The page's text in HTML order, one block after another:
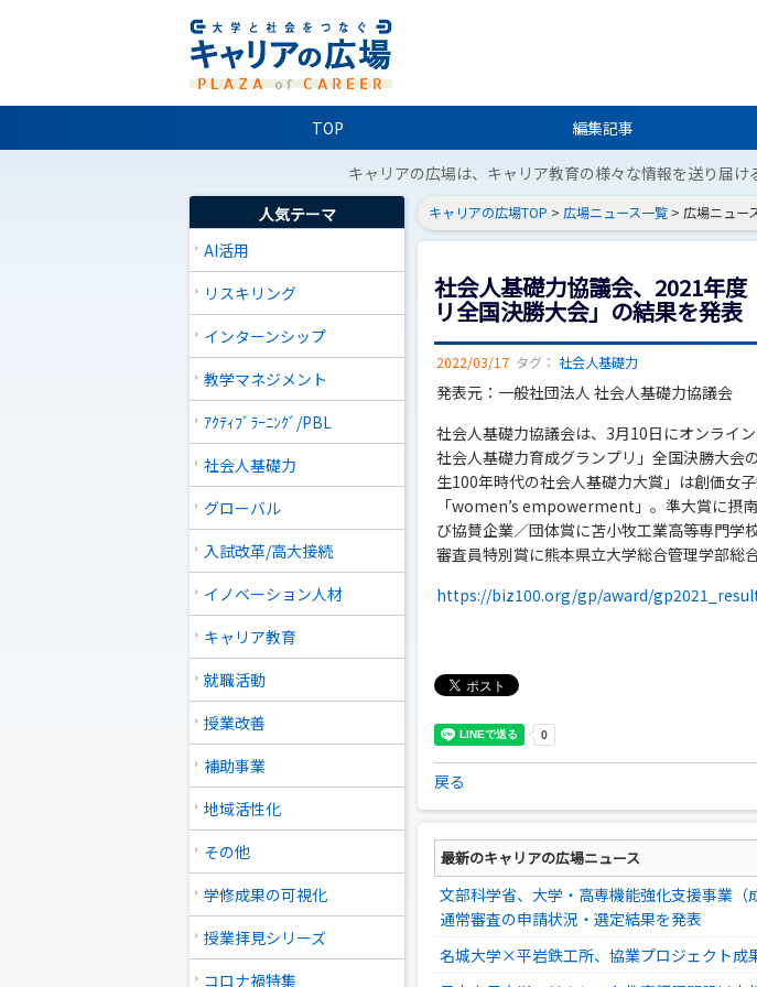
TOP 編集記事
キャリアの広場は、キャリア教育の様々な情報を送り届け
人気テーマ
AI活用
リスキリング
インターンシップ
教学マネジメント
ｱｸﾃｨﾌﾞﾗｰﾆﾝｸﾞ/PBL
社会人基礎力
グローバル
入試改革/高大接続
イノベーション人材
キャリア教育
就職活動
授業改善
補助事業
地域活性化
その他
学修成果の可視化
授業拝見シリーズ
コロナ禍特集
キャリアの広場TOP > 広場ニュース一覧 > 広場ニュー
社会人基礎力協議会、2021年
リ全国決勝大会」の結果を発表
2022/03/17 タグ： 社会人基礎力
発表元：一般社団法人 社会人基礎力協議会
社会人基礎力協議会は、3月10日にオンライ
社会人基礎力育成グランプリ」全国決勝大会
生100年時代の社会人基礎力大賞」は創価女
「women’s empowerment」。準大賞に摂
び協賛企業／団体賞に苫小牧工業高等専門学
審査員特別賞に熊本県立大学総合管理学部総
https://biz100.org/gp/award/
戻る
最新のキャリアの広場ニュース
文部科学省、大学・高専機能強化支援事業（
通常審査の申請状況・選定結果を発表
名城大学×平岩鉄工所、協業プロジェクト成